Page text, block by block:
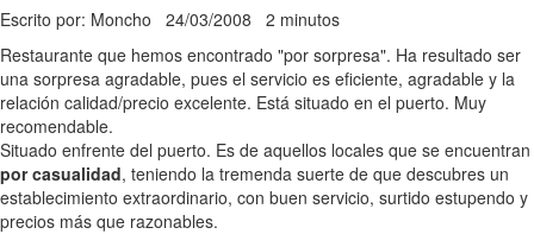
Escrito por: Moncho 24/03/2008 2 minutos
Restaurante que hemos encontrado "por sorpresa". Ha resultado ser
una sorpresa agradable, pues el servicio es eficiente, agradable y la
relación calidad/precio excelente. Está situado en el puerto. Muy
recomendable.
Situado enfrente del puerto. Es de aquellos locales que se encuentran
por casualidad, teniendo la tremenda suerte de que descubres un
establecimiento extraordinario, con buen servicio, surtido estupendo y
precios más que razonables.